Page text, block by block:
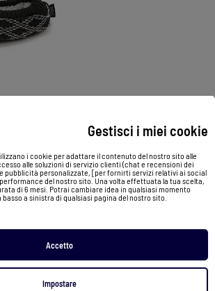
Gestisci i miei cookie
i cookie per adattare il contenuto del nostro sito alle
alle soluzioni di servizio clienti (chat e recensioni dei
pubblicità personalizzate, [per fornirti servizi relativi ai social
del nostro sito. Una volta effettuata la tua scelta,
di 6 mesi. Potrai cambiare idea in qualsiasi momento
basso a sinistra di qualsiasi pagina del nostro sito.
Accetto
Impostare